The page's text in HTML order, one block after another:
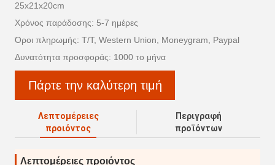
25x21x20cm
Χρόνος παράδοσης: 5-7 ημέρες
Όροι πληρωμής: T/T, Western Union, Moneygram, Paypal
Δυνατότητα προσφοράς: 1000 το μήνα
Πάρτε την καλύτερη τιμή
Λεπτομέρειες
προιόντος
Περιγραφή
προϊόντων
Λεπτομέρειες προιόντος